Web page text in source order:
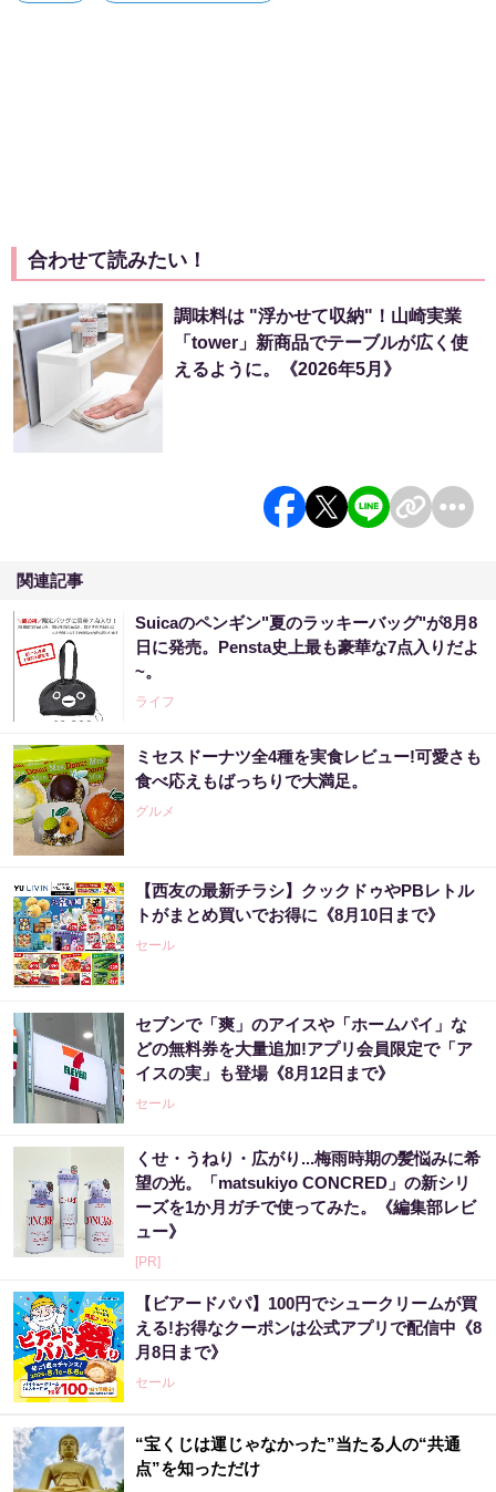
合わせて読みたい！
調味料は "浮かせて収納"！山崎実業
「tower」新商品でテーブルが広く使
えるように。《2026年5月》
関連記事
Suicaのペンギン"夏のラッキーバッグ"が8月8
日に発売。Pensta史上最も豪華な7点入りだよ
~。
ライフ
ミセスドーナツ全4種を実食レビュー!可愛さも
食べ応えもばっちりで大満足。
グルメ
【西友の最新チラシ】クックドゥやPBレトル
トがまとめ買いでお得に《8月10日まで》
セール
セブンで「爽」のアイスや「ホームパイ」な
どの無料券を大量追加!アプリ会員限定で「ア
イスの実」も登場《8月12日まで》
セール
くせ・うねり・広がり...梅雨時期の髪悩みに希
望の光。「matsukiyo CONCRED」の新シリ
ーズを1か月ガチで使ってみた。《編集部レビ
ュー》
[PR]
【ビアードパパ】100円でシュークリームが買
える!お得なクーポンは公式アプリで配信中《8
月8日まで》
セール
“宝くじは運じゃなかった”当たる人の“共通
点”を知っただけ